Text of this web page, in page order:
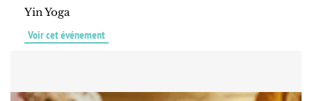
Yin Yoga
Voir cet événement